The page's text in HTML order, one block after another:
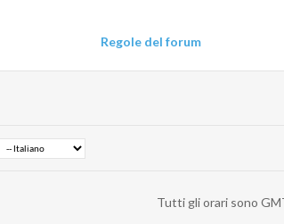
Regole del forum
Tutti gli orari sono